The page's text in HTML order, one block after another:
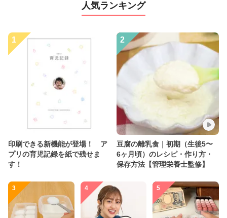
人気ランキング
1
印刷できる新機能が登場！ ア
プリの育児記録を紙で残せま
す！
2
豆腐の離乳食｜初期（生後5〜
6ヶ月頃）のレシピ・作り方・
保存方法【管理栄養士監修】
3 4 5